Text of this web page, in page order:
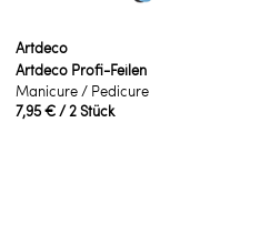
Artdeco
Artdeco Profi-Feilen
Manicure / Pedicure
7,95 €/ 2 Stück